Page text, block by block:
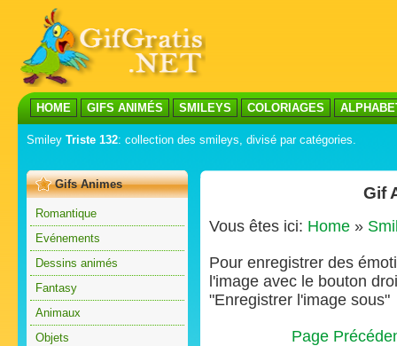
HOME GIFS ANIMÉS SMILEYS COLORIAGES
Smiley Triste 132: collection des smileys, divisé par catégories.
Gifs Animes
Romantique
Evénements
Dessins animés
Fantasy
Animaux
Objets
Gif
Vous êtes ici: Home »
Pour enregistrer des
l'image avec le bouton
"Enregistrer l'image sous"
Page